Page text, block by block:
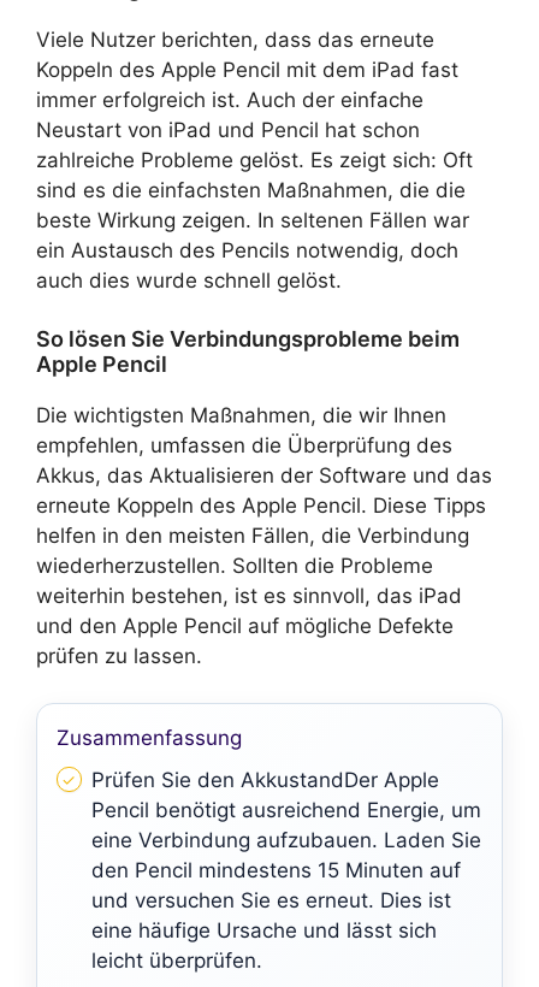
Viele Nutzer berichten, dass das erneute
Koppeln des Apple Pencil mit dem iPad fast
immer erfolgreich ist. Auch der einfache
Neustart von iPad und Pencil hat schon
zahlreiche Probleme gelöst. Es zeigt sich: Oft
sind es die einfachsten Maßnahmen, die die
beste Wirkung zeigen. In seltenen Fällen war
ein Austausch des Pencils notwendig, doch
auch dies wurde schnell gelöst.
So lösen Sie Verbindungsprobleme beim
Apple Pencil
Die wichtigsten Maßnahmen, die wir Ihnen
empfehlen, umfassen die Überprüfung des
Akkus, das Aktualisieren der Software und das
erneute Koppeln des Apple Pencil. Diese Tipps
helfen in den meisten Fällen, die Verbindung
wiederherzustellen. Sollten die Probleme
weiterhin bestehen, ist es sinnvoll, das iPad
und den Apple Pencil auf mögliche Defekte
prüfen zu lassen.
Zusammenfassung
Prüfen Sie den AkkustandDer Apple
Pencil benötigt ausreichend Energie, um
eine Verbindung aufzubauen. Laden Sie
den Pencil mindestens 15 Minuten auf
und versuchen Sie es erneut. Dies ist
eine häufige Ursache und lässt sich
leicht überprüfen.